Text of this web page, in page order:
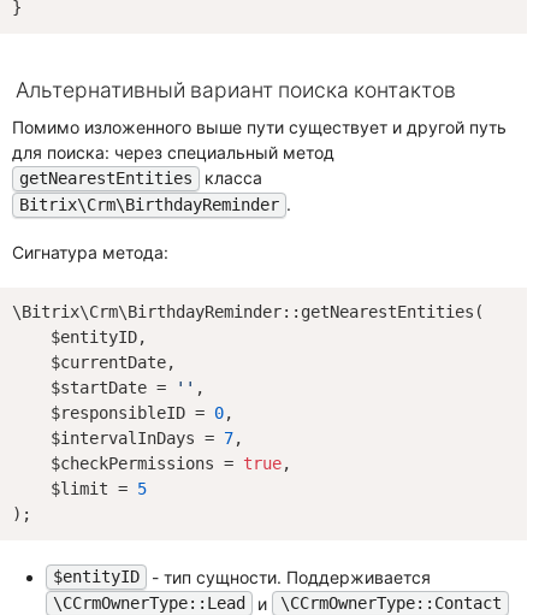
Альтернативный вариант поиска контактов
Помимо изложенного выше пути существует и другой путь
для поиска: через специальный метод
getNearestEntities класса
Bitrix\Crm\BirthdayReminder .
Сигнатура метода:
\Bitrix\Crm\BirthdayReminder::getNearestEntities(
    $entityID,
    $currentDate,
    $startDate =
'' ,
    $responsibleID =
0,
    $intervalInDays =
7,
    $checkPermissions =
true,
    $limit =
5
$entityID - тип сущности. Поддерживается
\CCrmOwnerType::Lead и
\CCrmOwnerType::Contact